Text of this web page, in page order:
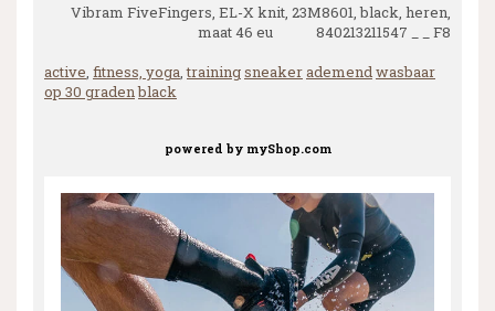
Vibram FiveFingers, EL-X knit, 23M8601, black, heren,
maat 46 eu 840213211547 _ _ F8
active, fitness, yoga,trainingsneakerademendwasbaar
op 30 gradenblack
powered by myShop.com